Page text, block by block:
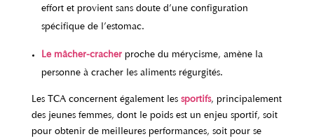
effort et provient sans doute d’une configuration
spécifique de l’estomac.
Le mâcher-cracherproche du mérycisme, amène la
personne à cracher les aliments régurgités.
Les TCA concernent également les sportifs, principalement
des jeunes femmes, dont le poids est un enjeu sportif, soit
pour obtenir de meilleures performances, soit pour se